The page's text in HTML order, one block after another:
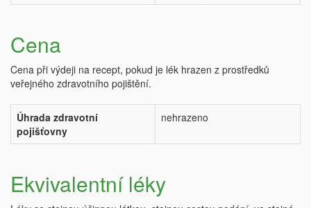
Cena
Cena při výdeji na recept, pokud je lék hrazen z prostředků
veřejného zdravotního pojištění.
Úhrada zdravotní
pojišťovny
nehrazeno
Ekvivalentní léky